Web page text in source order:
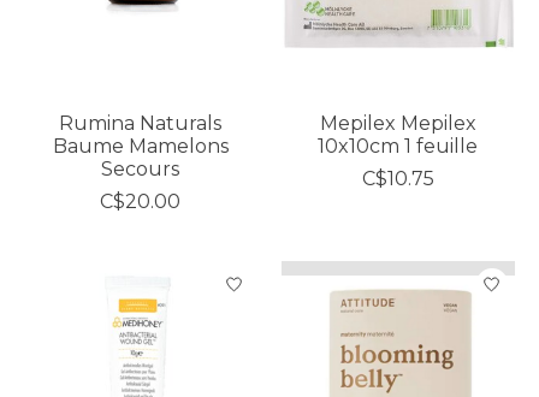
Rumina Naturals
Baume Mamelons
Secours
C$20.00
Mepilex Mepilex
10x10cm 1 feuille
C$10.75